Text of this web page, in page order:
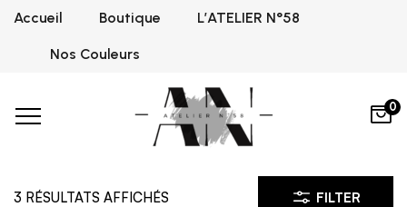
Accueil Boutique L’ATELIER N°58
Nos Couleurs
0
M
3 RÉSULTATS AFFICHÉS FILTER